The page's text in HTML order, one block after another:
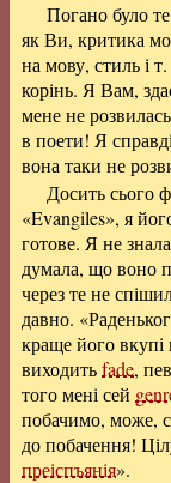
Погано було
як Ви, критика
на мову, стиль і
корінь. Я Вам,
мене не
в поети! Я
вона таки не
Досить сього
«Evangiles», я
готове. Я не
думала, що воно
через те не
давно.
краще його
виходитьfade,
того мені сей
побачимо, може,
до побачення!
преіспъянія».